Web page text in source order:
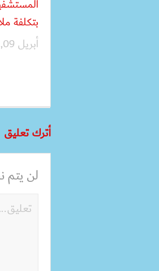
بتكلفة
أبريل 09, 2026
أترك تعليق
لن يتم